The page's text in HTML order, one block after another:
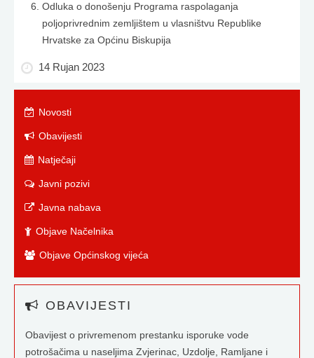
Odluka o donošenju Programa raspolaganja
poljoprivrednim zemljištem u vlasništvu Republike
Hrvatske za Općinu Biskupija
14 Rujan 2023
Novosti
Obavijesti
Natječaji
Javni pozivi
Javna nabava
Objave Načelnika
Objave Općinskog vijeća
OBAVIJESTI
Obavijest o privremenom prestanku isporuke vode
potrošačima u naseljima Zvjerinac, Uzdolje, Ramljane i